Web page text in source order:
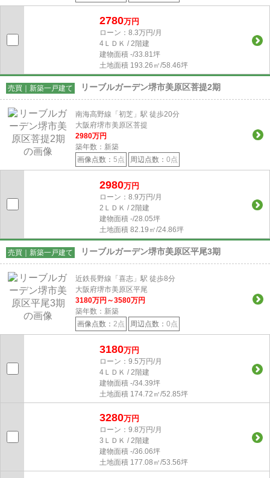
2780万円
ローン：8.3万円/月
4ＬＤＫ / 2階建
建物面積 -/33.81坪
土地面積 193.26㎡/58.46坪
売買｜新築一戸建て リーブルガーデン堺市美原区菩提2期
南海高野線「初芝」駅 徒歩20分
大阪府堺市美原区菩提
2980万円
築年数：新築
画像点数： 5点 周辺点数： 0点
2980万円
ローン：8.9万円/月
2ＬＤＫ / 2階建
建物面積 -/28.05坪
土地面積 82.19㎡/24.86坪
売買｜新築一戸建て リーブルガーデン堺市美原区平尾3期
近鉄長野線「喜志」駅 徒歩8分
大阪府堺市美原区平尾
3180万円～3580万円
築年数：新築
画像点数： 2点 周辺点数： 0点
3180万円
ローン：9.5万円/月
4ＬＤＫ / 2階建
建物面積 -/34.39坪
土地面積 174.72㎡/52.85坪
3280万円
ローン：9.8万円/月
3ＬＤＫ / 2階建
建物面積 -/36.06坪
土地面積 177.08㎡/53.56坪